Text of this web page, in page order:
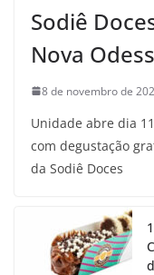
Sodiê
Nova
8 de novembro de
Unidade abre dia
com degustação
da Sodiê Doces